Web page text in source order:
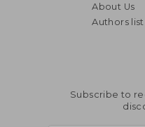
About Us
Authors list
Subscribe to